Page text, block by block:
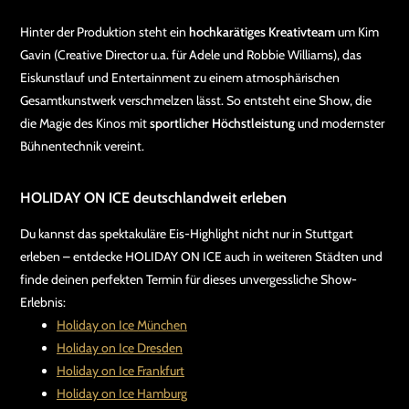
Hinter der Produktion steht ein hochkarätiges Kreativteamum Kim
Gavin (Creative Director u.a. für Adele und Robbie Williams), das
Eiskunstlauf und Entertainment zu einem atmosphärischen
Gesamtkunstwerk verschmelzen lässt. So entsteht eine Show, die
die Magie des Kinos mitsportlicher Höchstleistungund modernster
Bühnentechnik vereint.
HOLIDAY ON ICE deutschlandweit erleben
Du kannst das spektakuläre Eis-Highlight nicht nur in Stuttgart
erleben – entdecke HOLIDAY ON ICE auch in weiteren Städten und
finde deinen perfekten Termin für dieses unvergessliche Show-
Erlebnis:
Holiday on Ice München
Holiday on Ice Dresden
Holiday on Ice Frankfurt
Holiday on Ice Hamburg